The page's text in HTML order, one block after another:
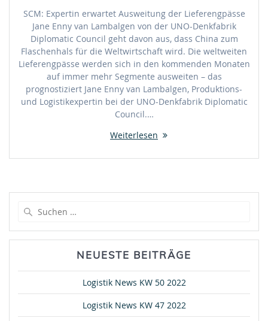
SCM: Expertin erwartet Ausweitung der Lieferengpässe
Jane Enny van Lambalgen von der UNO-Denkfabrik
Diplomatic Council geht davon aus, dass China zum
Flaschenhals für die Weltwirtschaft wird. Die weltweiten
Lieferengpässe werden sich in den kommenden Monaten
auf immer mehr Segmente ausweiten – das
prognostiziert Jane Enny van Lambalgen, Produktions-
und Logistikexpertin bei der UNO-Denkfabrik Diplomatic
Council.…
Weiterlesen
NEUESTE BEITRÄGE
Logistik News KW 50 2022
Logistik News KW 47 2022